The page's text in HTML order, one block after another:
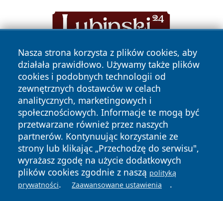
Nasza strona korzysta z plików cookies, aby
działała prawidłowo. Używamy także plików
cookies i podobnych technologii od
zewnętrznych dostawców w celach
analitycznych, marketingowych i
społecznościowych. Informacje te mogą być
przetwarzane również przez naszych
partnerów. Kontynuując korzystanie ze
strony lub klikając „Przechodzę do serwisu",
wyrażasz zgodę na użycie dodatkowych
plików cookies zgodnie z naszą polityką
prywatności. Zaawansowane ustawienia .
Copyright © 2026 piekaryonline.pl Wszystkie prawa
zastrzeżone.
News Autorzy
Polityka
Prywatności
Polityka
Cookies